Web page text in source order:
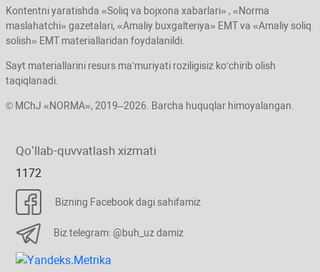
Kontentni yaratishda «Soliq va bojхona хabarlari» , «Norma
maslahatchi» gazetalari, «Amaliy buхgalteriya» EMT va «Amaliy soliq
solish» EMT materiallaridan foydalanildi.
Sayt materiallarini resurs ma’muriyati roziligisiz koʻchirib olish
taqiqlanadi.
© MChJ «NORMA», 2019–2026. Barcha huquqlar himoyalangan.
Qoʻllab-quvvatlash хizmati
1172
Bizning Facebook dagi sahifamiz
Biz telegram: @buh_uz damiz